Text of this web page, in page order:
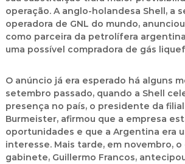
operação. A anglo-holandesa Shell, a
operadora de GNL do mundo,
como parceira da petrolífera
uma possível compradora de gás
O anúncio já era esperado há alguns
setembro passado, quando a Shell
presença no país, o presidente da
Burmeister, afirmou que a empresa
oportunidades e que a Argentina era
interesse. Mais tarde, em novembro,
gabinete, Guillermo Francos,